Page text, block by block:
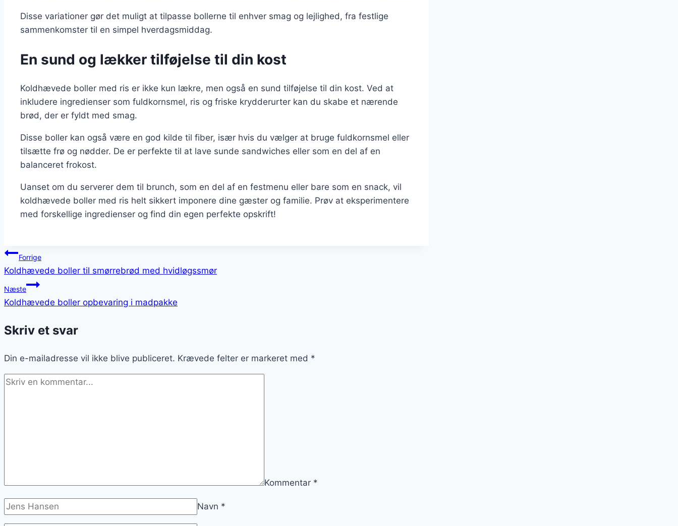
Disse variationer gør det muligt at tilpasse bollerne til enhver smag og lejlighed, fra festlige
sammenkomster til en simpel hverdagsmiddag.
En sund og lækker tilføjelse til din kost
Koldhævede boller med ris er ikke kun lækre, men også en sund tilføjelse til din kost. Ved at
inkludere ingredienser som fuldkornsmel, ris og friske krydderurter kan du skabe et nærende
brød, der er fyldt med smag.
Disse boller kan også være en god kilde til fiber, især hvis du vælger at bruge fuldkornsmel eller
tilsætte frø og nødder. De er perfekte til at lave sunde sandwiches eller som en del af en
balanceret frokost.
Uanset om du serverer dem til brunch, som en del af en festmenu eller bare som en snack, vil
koldhævede boller med ris helt sikkert imponere dine gæster og familie. Prøv at eksperimentere
med forskellige ingredienser og find din egen perfekte opskrift!
Indlægsnavigation
Forrige
Koldhævede boller til smørrebrød med hvidløgssmør
Næste
Koldhævede boller opbevaring i madpakke
Skriv et svar
Din e-mailadresse vil ikke blive publiceret. Krævede felter er markeret med *
Kommentar *
Navn *